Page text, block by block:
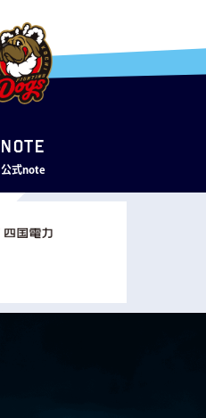
note
公式note